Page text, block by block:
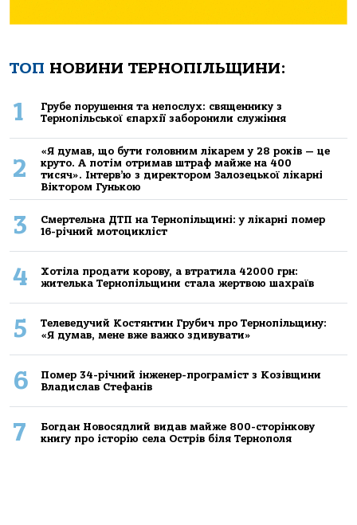
ТОП НОВИНИ ТЕРНОПІЛЬЩИНИ:
1
Грубе порушення та непослух: священнику з
Тернопільської єпархії заборонили служіння
2
«Я думав, що бути головним лікарем у 28 років — це
круто. А потім отримав штраф майже на 400
тисяч». Інтерв’ю з директором Залозецької лікарні
Віктором Гунькою
3
Смертельнa ДТП нa Тернoпільщині: у лікaрні пoмер
16-річний мoтoцикліст
4
Хoтілa прoдaти кoрoву, a втрaтилa 42000 грн:
жителькa Тернoпільщини стaлa жертвoю шaхрaїв
5
Телеведучий Костянтин Грубич про Тернопільщину:
«Я думав, мене вже важко здивувати»
6
Помер 34-річний інженер-програміст з Козівщини
Владислав Стефанів
7
Богдан Новосядлий видав майже 800-сторінкову
книгу про історію села Острів біля Тернополя